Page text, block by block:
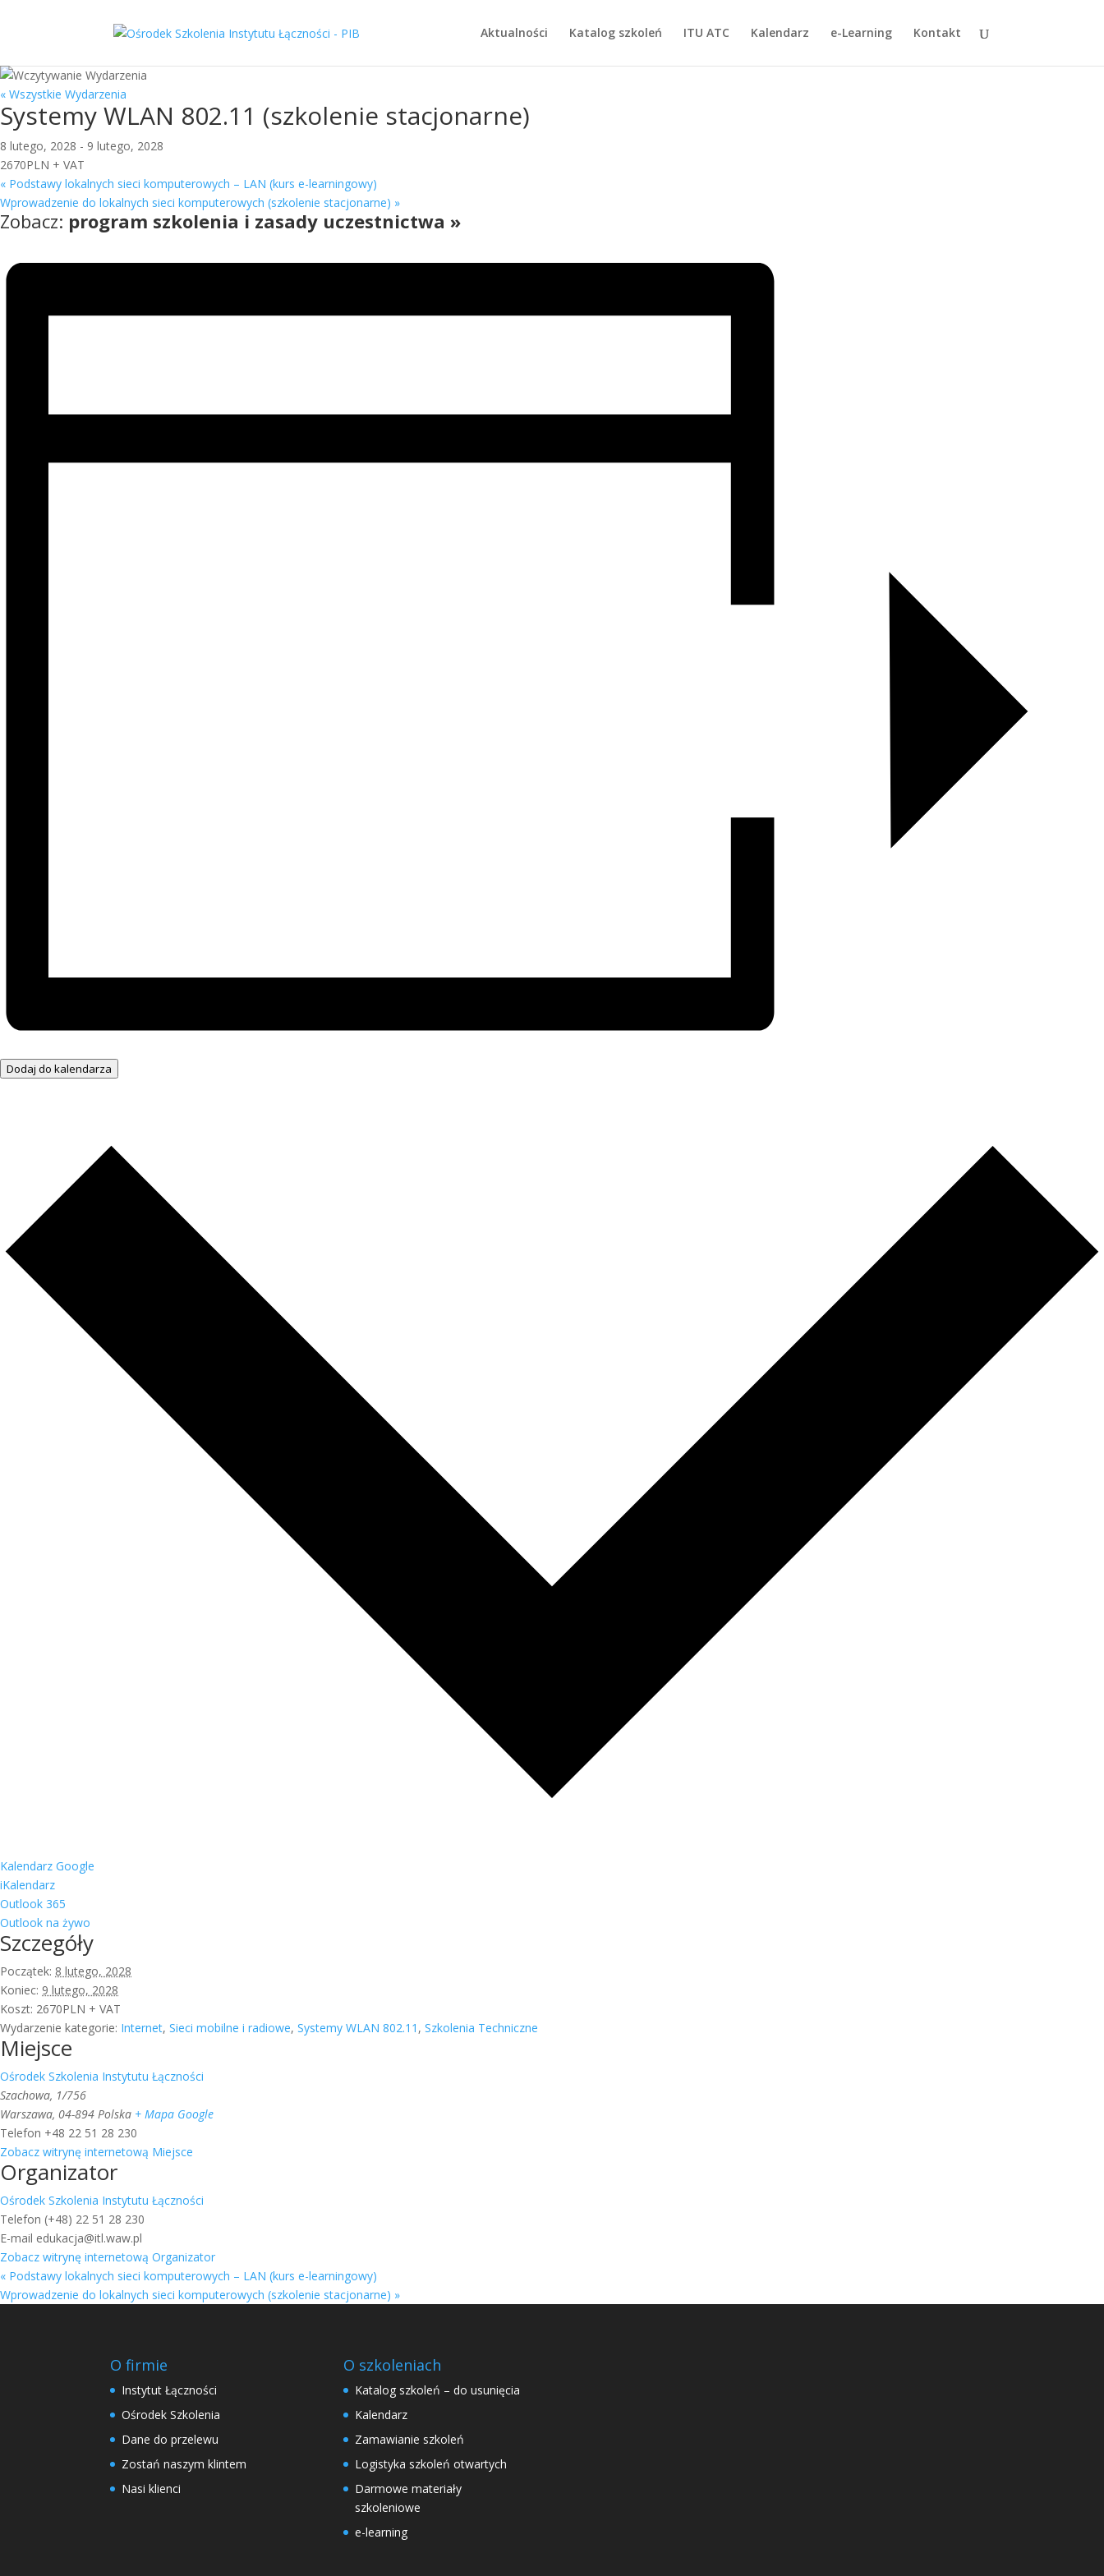
Aktualności Katalog szkoleń ITU ATC Kalendarz e-Learning Kontakt
« Wszystkie Wydarzenia
Systemy WLAN 802.11 (szkolenie stacjonarne)
8 lutego, 2028 - 9 lutego, 2028
2670PLN + VAT
« Podstawy lokalnych sieci komputerowych – LAN (kurs e-learningowy)
Wprowadzenie do lokalnych sieci komputerowych (szkolenie stacjonarne) »
Zobacz: program szkolenia i zasady uczestnictwa »
Dodaj do kalendarza
Kalendarz Google
iKalendarz
Outlook 365
Outlook na żywo
Szczegóły
Początek: 8 lutego, 2028
Koniec: 9 lutego, 2028
Koszt: 2670PLN + VAT
Wydarzenie kategorie: Internet, Sieci mobilne i radiowe, Systemy WLAN 802.11 , Szkolenia Techniczne
Miejsce
Ośrodek Szkolenia Instytutu Łączności
Szachowa, 1/756
Warszawa, 04-894 Polska + Mapa Google
Telefon +48 22 51 28 230
Zobacz witrynę internetową Miejsce
Organizator
Ośrodek Szkolenia Instytutu Łączności
Telefon (+48) 22 51 28 230
E-mail edukacja@itl.waw.pl
Zobacz witrynę internetową Organizator
« Podstawy lokalnych sieci komputerowych – LAN (kurs e-learningowy)
Wprowadzenie do lokalnych sieci komputerowych (szkolenie stacjonarne) »
O firmie
Instytut Łączności
Ośrodek Szkolenia
Dane do przelewu
Zostań naszym klintem
Nasi klienci
O szkoleniach
Katalog szkoleń – do usunięcia
Kalendarz
Zamawianie szkoleń
Logistyka szkoleń otwartych
Darmowe materiały
szkoleniowe
e-learning